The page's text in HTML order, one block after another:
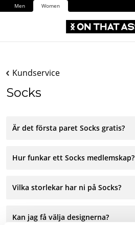
Men Women
Kundservice
Socks
Är det första paret Socks gratis?
Hur funkar ett Socks medlemskap?
Vilka storlekar har ni på Socks?
Kan jag få välja designerna?